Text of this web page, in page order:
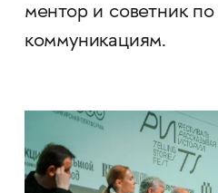
ментор и советник
коммуникациям.